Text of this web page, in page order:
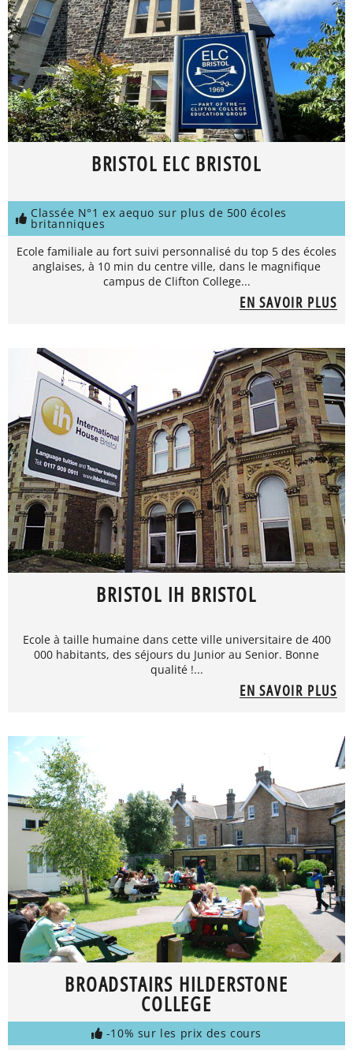
BRISTOL ELC BRISTOL
Classée N°1 ex aequo sur plus de 500 écoles
britanniques
Ecole familiale au fort suivi personnalisé du top 5 des écoles
anglaises, à 10 min du centre ville, dans le magnifique
campus de Clifton College...
EN SAVOIR PLUS
BRISTOL IH BRISTOL
Ecole à taille humaine dans cette ville universitaire de 400
000 habitants, des séjours du Junior au Senior. Bonne
qualité !...
EN SAVOIR PLUS
BROADSTAIRS HILDERSTONE
COLLEGE
-10% sur les prix des cours